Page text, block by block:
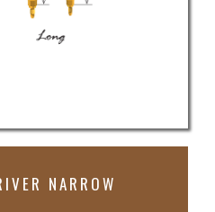
NARROW